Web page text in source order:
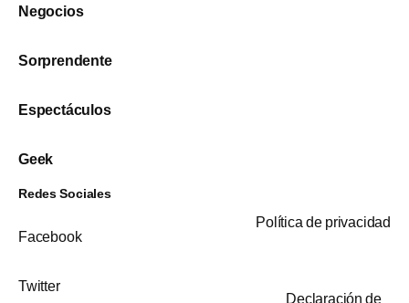
Negocios
Sorprendente
Espectáculos
Geek
Redes Sociales
Facebook
Twitter
Política de privacidad
Declaración de